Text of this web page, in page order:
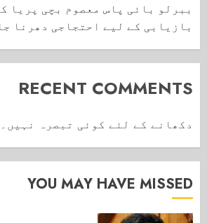
ببرلو بائی پاس معصوم بچی پریا
بازیابی کے لیے احتجاجی دھرنا
RECENT COMMENTS
دکھانے کے لئے کوئی تبصرہ نہیں۔
YOU MAY HAVE MISSED